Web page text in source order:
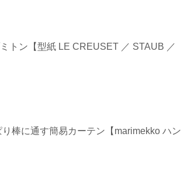
トン【型紙 LE CREUSET ／ STAUB ／
棒に通す簡易カーテン【marimekko ハン